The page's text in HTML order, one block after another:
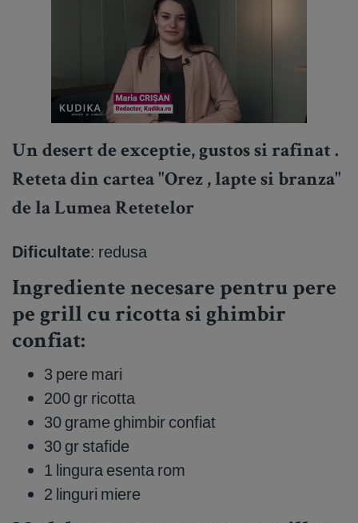
Un desert de exceptie, gustos si rafinat .
Reteta din cartea "Orez , lapte si branza"
de la Lumea Retetelor
Dificultate: redusa
Ingrediente necesare pentru pere
pe grill cu ricotta si ghimbir
confiat:
3 pere mari
200 gr ricotta
30 grame ghimbir confiat
30 gr stafide
1 lingura esenta rom
2 linguri miere